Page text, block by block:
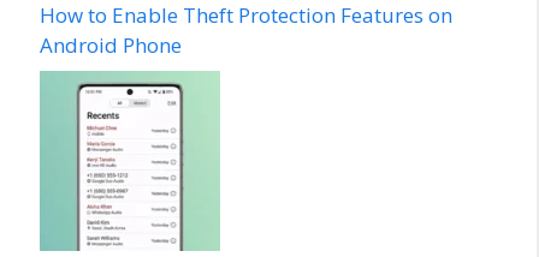
How to Enable Theft Protection Features on
Android Phone